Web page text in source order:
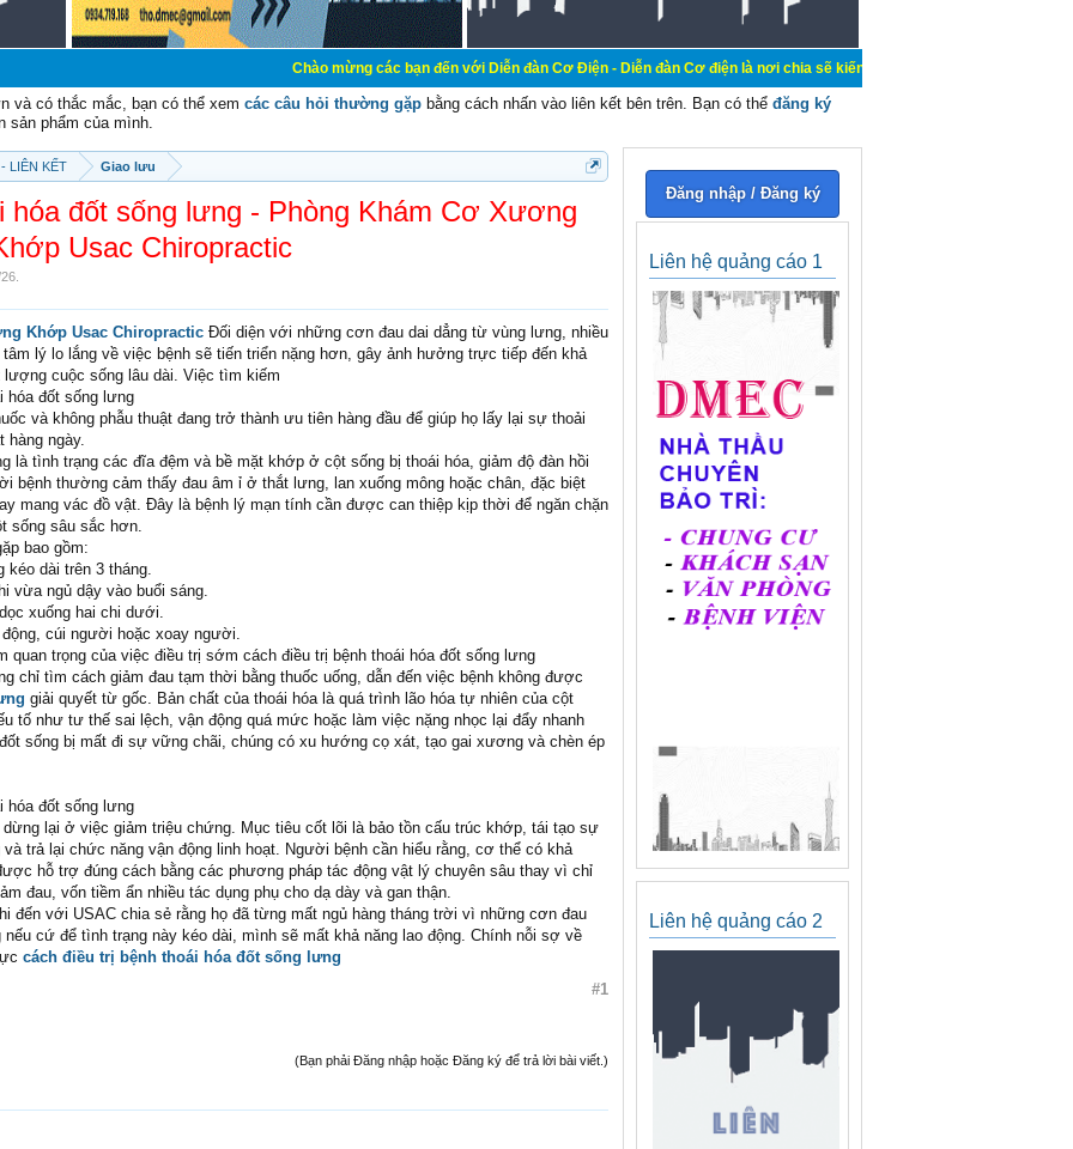
Chào mừng các bạn đến với Diễn đàn Cơ Điện - Diễn đàn Cơ điện là nơi chia sẽ kiến thức kinh nghiệm trong lãnh vực cơ
và có thắc mắc, bạn có thể xem các câu hỏi thường gặp bằng cách nhấn vào liên kết bên trên. Bạn có thể đăng ký
sản phẩm của mình.
LIÊN KẾT Giao lưu
hóa đốt sống lưng - Phòng Khám Cơ Xương
Usac Chiropractic
Khớp Usac Chiropractic Đối diện với những cơn đau dai dẳng từ vùng lưng, nhiều
lý lo lắng về việc bệnh sẽ tiến triển nặng hơn, gây ảnh hưởng trực tiếp đến khả
lượng cuộc sống lâu dài. Việc tìm kiếm
hóa đốt sống lưng
và không phẫu thuật đang trở thành ưu tiên hàng đầu để giúp họ lấy lại sự thoải
hàng ngày.
là tình trạng các đĩa đệm và bề mặt khớp ở cột sống bị thoái hóa, giảm độ đàn hồi
bệnh thường cảm thấy đau âm ỉ ở thắt lưng, lan xuống mông hoặc chân, đặc biệt
mang vác đồ vật. Đây là bệnh lý mạn tính cần được can thiệp kịp thời để ngăn chặn
sống sâu sắc hơn.
bao gồm:
kéo dài trên 3 tháng.
vừa ngủ dậy vào buổi sáng.
xuống hai chi dưới.
động, cúi người hoặc xoay người.
quan trọng của việc điều trị sớm cách điều trị bệnh thoái hóa đốt sống lưng
chỉ tìm cách giảm đau tạm thời bằng thuốc uống, dẫn đến việc bệnh không được
giải quyết từ gốc. Bản chất của thoái hóa là quá trình lão hóa tự nhiên của cột
tố như tư thế sai lệch, vận động quá mức hoặc làm việc nặng nhọc lại đẩy nhanh
sống bị mất đi sự vững chãi, chúng có xu hướng cọ xát, tạo gai xương và chèn ép
hóa đốt sống lưng
lại ở việc giảm triệu chứng. Mục tiêu cốt lõi là bảo tồn cấu trúc khớp, tái tạo sự
trả lại chức năng vận động linh hoạt. Người bệnh cần hiểu rằng, cơ thể có khả
hỗ trợ đúng cách bằng các phương pháp tác động vật lý chuyên sâu thay vì chỉ
đau, vốn tiềm ẩn nhiều tác dụng phụ cho dạ dày và gan thận.
đến với USAC chia sẻ rằng họ đã từng mất ngủ hàng tháng trời vì những cơn đau
nếu cứ để tình trạng này kéo dài, mình sẽ mất khả năng lao động. Chính nỗi sợ về
cách điều trị bệnh thoái hóa đốt sống lưng
#1
(Bạn phải Đăng nhập hoặc Đăng ký để trả lời bài viết.)
Đăng nhập / Đăng ký
Liên hệ quảng cáo 1
Liên hệ quảng cáo 2